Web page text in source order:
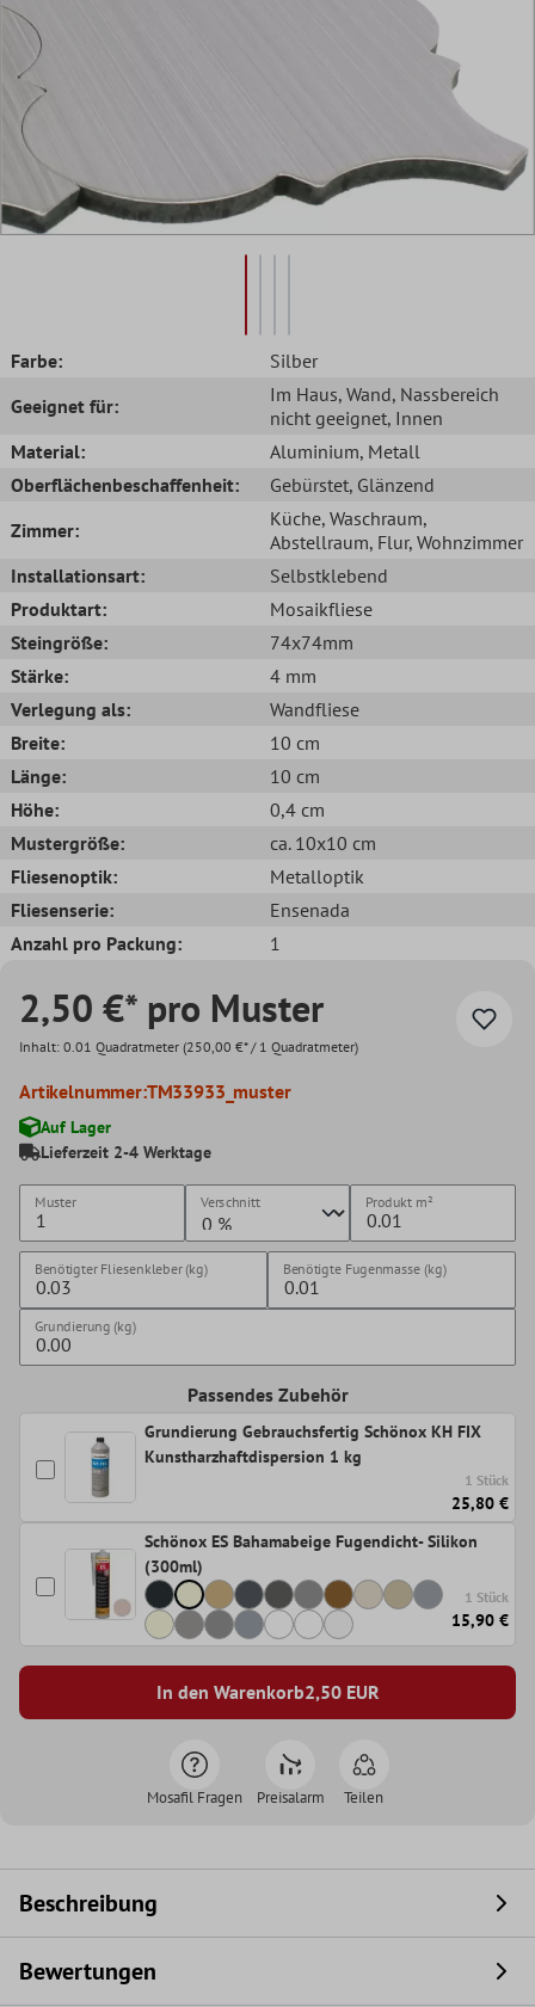
Farbe:
Silber
Geeignet für:
Im Haus, Wand, Nassbereich
nicht geeignet, Innen
Material:
Aluminium, Metall
Oberflächenbeschaffenheit:
Gebürstet, Glänzend
Zimmer:
Küche, Waschraum,
Abstellraum, Flur, Wohnzimmer
Installationsart:
Selbstklebend
Produktart:
Mosaikfliese
Steingröße:
74x74mm
Stärke:
4 mm
Verlegung als:
Wandfliese
Breite:
10 cm
Länge:
10 cm
Höhe:
0,4 cm
Mustergröße:
ca. 10x10 cm
Fliesenoptik:
Metalloptik
Fliesenserie:
Ensenada
Anzahl pro Packung:
1
2,50 €* pro Muster
Inhalt: 0.01 Quadratmeter (250,00 €* / 1 Quadratmeter)
Artikelnummer:TM33933_muster
Auf Lager
Lieferzeit 2-4 Werktage
Muster Verschnitt Produkt m²
Benötigter Fliesenkleber (kg) Benötigte Fugenmasse (kg)
Grundierung (kg)
Passendes Zubehör
Grundierung Gebrauchsfertig Schönox KH FIX
Kunstharzhaftdispersion 1 kg
1 Stück
25,80 €
Schönox ES Bahamabeige Fugendicht- Silikon
(300ml)
1 Stück
15,90 €
In den Warenkorb2,50EUR
Mosafil Fragen Preisalarm Teilen
Beschreibung
Bewertungen